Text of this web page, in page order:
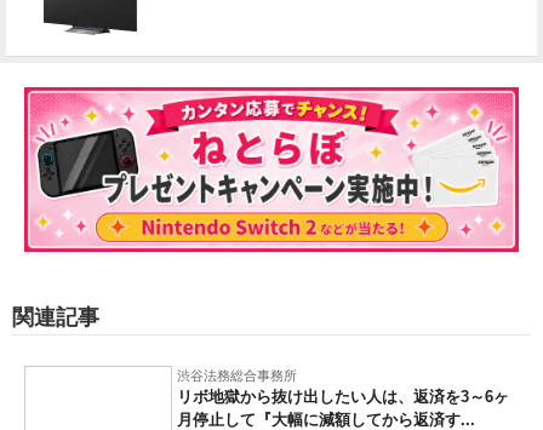
関連記事
渋谷法務総合事務所
リボ地獄から抜け出したい人は、返済を3～6ヶ
月停止して『大幅に減額してから返済す...